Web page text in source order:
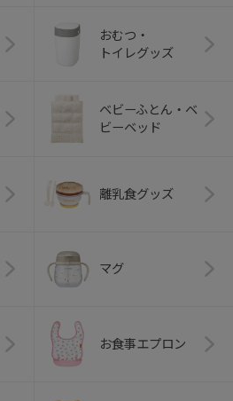
おむつ・
トイレグッズ
ベビーふとん・ベ
ビーベッド
離乳食グッズ
マグ
お食事エプロン